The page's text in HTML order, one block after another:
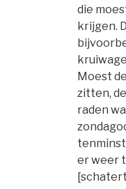
die
krijgen.
Moest
zitten,
raden
er weer